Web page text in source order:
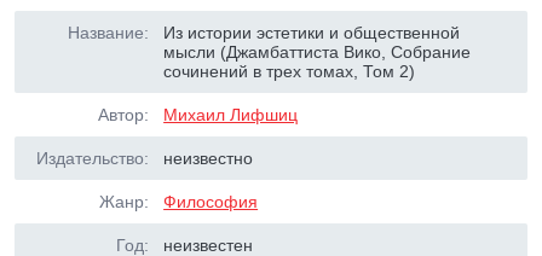
Название:
Из истории эстетики и общественной
мысли (Джамбаттиста Вико, Собрание
сочинений в трех томах, Том 2)
Автор: Михаил Лифшиц
Издательство: неизвестно
Жанр: Философия
Год: неизвестен